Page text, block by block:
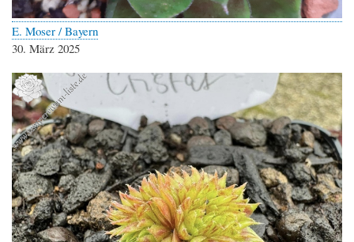
E. Moser / Bayern
30. März 2025